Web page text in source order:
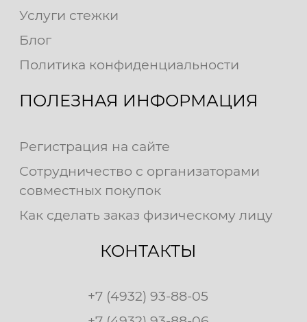
Услуги стежки
Блог
Политика конфиденциальности
ПОЛЕЗНАЯ ИНФОРМАЦИЯ
Регистрация на сайте
Сотрудничество с организаторами
совместных покупок
Как сделать заказ физическому лицу
КОНТАКТЫ
+7 (4932) 93-88-05